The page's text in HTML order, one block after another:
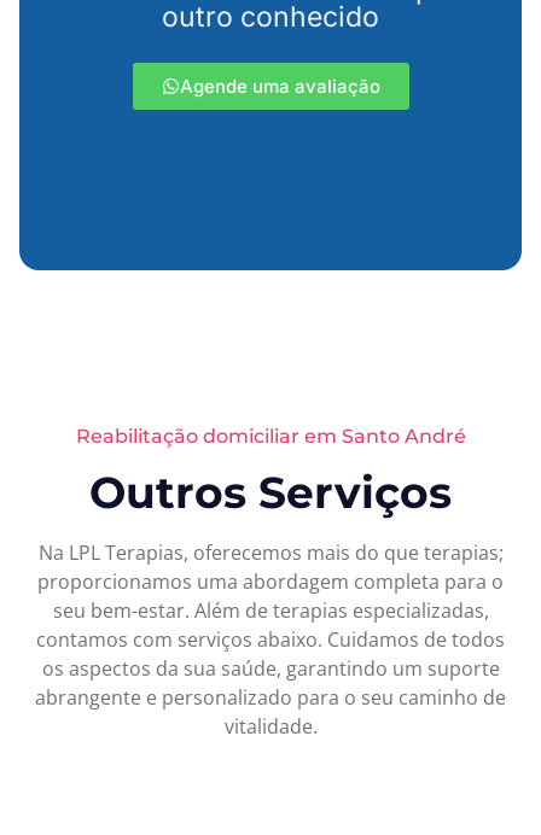
outro conhecido
Agende uma avaliação
Reabilitação domiciliar em Santo André
Outros Serviços
Na LPL Terapias, oferecemos mais do que terapias;
proporcionamos uma abordagem completa para o
seu bem-estar. Além de terapias especializadas,
contamos com serviços abaixo. Cuidamos de todos
os aspectos da sua saúde, garantindo um suporte
abrangente e personalizado para o seu caminho de
vitalidade.